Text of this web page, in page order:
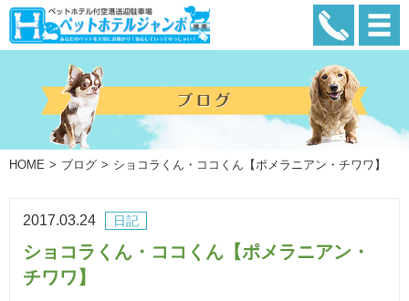
HOME ブログ ショコラくん・ココくん【ポメラニアン・チワワ】
日記
2017.03.24
ショコラくん・ココくん【ポメラニアン・
チワワ】